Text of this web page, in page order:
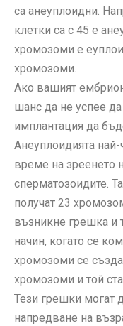
са анеуплоидни.
клетки са с 45 е
хромозоми е
хромозоми.
Ако вашият
шанс да не успее
имплантация да
Анеуплоидията
време на зреенето
сперматозоидите.
получат 23
възникне грешка и
начин, когато се
хромозоми се
хромозоми и той
Тези грешки могат
напредване на